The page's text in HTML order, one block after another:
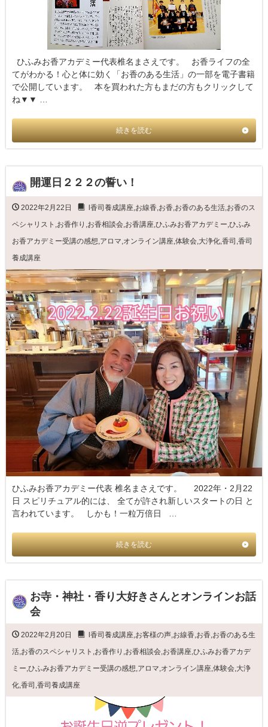
ひふみお香アカデミー代表椎名まさえです。 お香ライフの全
てがわかる！心と体に効く「お香のある生活」の一部を電子書籍
で公開しています。 本を買われた方もまだの方もクリックして
ね▼▼ …
続きを読む
開運日２２２の誓い！
2022年2月22日 l香司養成講座 お線香 お香 お香のある生活 お香のス
ペシャリスト お香作り お香相談会 お香講座 ひふみお香アカデミー ひふみ
お香アカデミー受講の感想 アロマ オンライン講座 体験会 大浄化 香司 香司
養成講座
ひふみお香アカデミー代表 椎名まさえです。 2022年・2月22
日 スピリチュアル的には、 全てが許され新しいスタートの日 と
言われています。 しかも！一粒万倍日 …
続きを読む
お寺・神社・香り大好きさんとオンラインお話
会
2022年2月20日 l香司養成講座,お客様の声,お線香,お香,お香のある生
活,お香のスペシャリスト ,お香作り ,お香相談会,お香講座,ひふみお香アカデ
ミー,ひふみお香アカデミー受講の感想,アロマ,オンライン講座,体験会,大浄
化,香司 ,香司養成講座